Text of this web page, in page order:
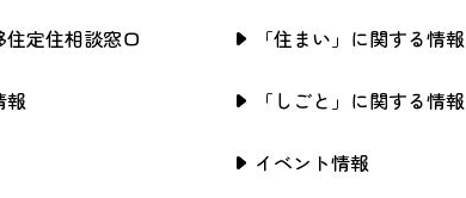
定住相談窓口
報
「住まい」に関する情報
「しごと」に関する情報
イベント情報